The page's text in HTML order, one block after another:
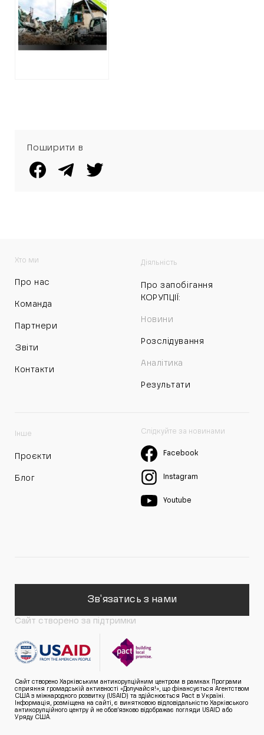
ракетою будинку
культури у
Чугуєві
коштуватиме
Поширити в
Хто ми
Про нас
Команда
Партнери
Звіти
Контакти
Діяльність
Про запобігання
КОРУПЦІЇ:
Новини
Розслідування
Аналітика
Результати
Інше
Проєкти
Блог
Слідкуйте за новинами
Facebook
Instagram
Youtube
Зв'язатись з нами
Сайт створено за підтримки
Сайт створено Харківським антикорупційним центром в рамках Програми
сприяння громадській активності «Долучайся!», що фінансується Агентством
США з міжнародного розвитку (USAID) та здійснюється Pact в Україні.
Інформація, розміщена на сайті, є винятковою відповідальністю Харківського
антикорупційного центру й не обов’язково відображає погляди USAID або
Уряду США.